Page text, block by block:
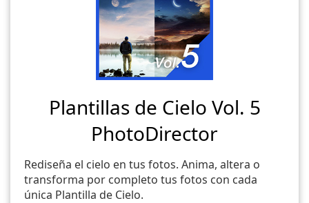
Plantillas de Cielo Vol. 5
PhotoDirector
Rediseña el cielo en tus fotos. Anima, altera o
transforma por completo tus fotos con cada
única Plantilla de Cielo.